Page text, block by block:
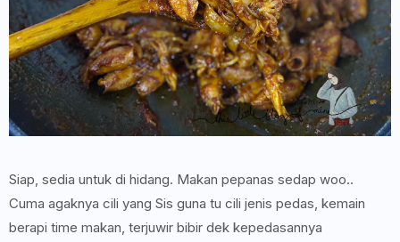
Siap, sedia untuk di hidang. Makan pepanas sedap woo..
Cuma agaknya cili yang Sis guna tu cili jenis pedas, kemain
berapi time makan, terjuwir bibir dek kepedasannya